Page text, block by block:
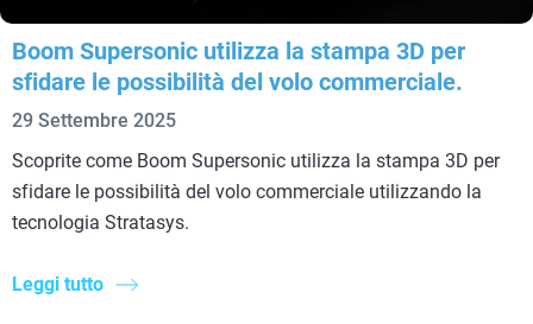
Boom Supersonic utilizza la stampa 3D per
sfidare le possibilità del volo commerciale.
29 Settembre 2025
Scoprite come Boom Supersonic utilizza la stampa 3D per
sfidare le possibilità del volo commerciale utilizzando la
tecnologia Stratasys.
Leggi tutto